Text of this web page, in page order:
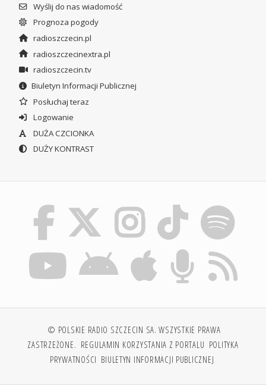
Wyślij do nas wiadomość
Prognoza pogody
radioszczecin.pl
radioszczecinextra.pl
radioszczecin.tv
Biuletyn Informacji Publicznej
Posłuchaj teraz
Logowanie
DUŻA CZCIONKA
DUŻY KONTRAST
© POLSKIE RADIO SZCZECIN SA. WSZYSTKIE PRAWA
ZASTRZEŻONE. REGULAMIN KORZYSTANIA Z PORTALU POLITYKA
PRYWATNOŚCI BIULETYN INFORMACJI PUBLICZNEJ